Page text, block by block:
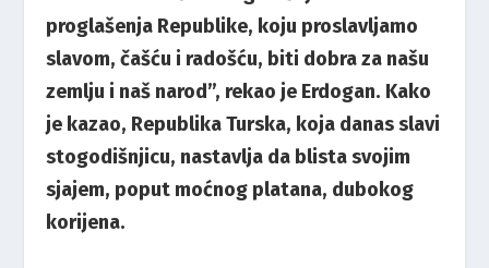
proglašenja Republike, koju proslavljamo
slavom, čašću i radošću, biti dobra za našu
zemlju i naš narod”, rekao je Erdogan. Kako
je kazao, Republika Turska, koja danas slavi
stogodišnjicu, nastavlja da blista svojim
sjajem, poput moćnog platana, dubokog
korijena.